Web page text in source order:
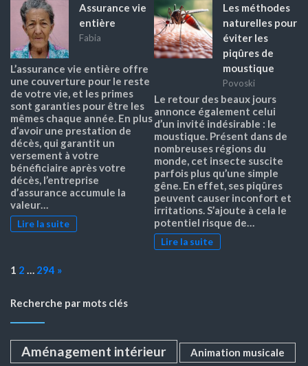
Assurance vie
entière
Fabia
L’assurance vie entière offre
une couverture pour le reste
de votre vie, et les primes
sont garanties pour être les
mêmes chaque année. En plus
d’avoir une prestation de
décès, qui garantit un
versement à votre
bénéficiaire après votre
décès, l’entreprise
d’assurance accumule la
valeur…
Lire la suite
Les méthodes
naturelles pour
éviter les
piqûres de
moustique
Povoski
Le retour des beaux jours
annonce également celui
d’un invité indésirable : le
moustique. Présent dans de
nombreuses régions du
monde, cet insecte suscite
parfois plus qu’une simple
gêne. En effet, ses piqûres
peuvent causer inconfort et
irritations. S’ajoute à cela le
potentiel risque de…
Lire la suite
Page:
1 2 294 Next
»
Recherche par mots clés
Aménagement intérieur Animation musicale